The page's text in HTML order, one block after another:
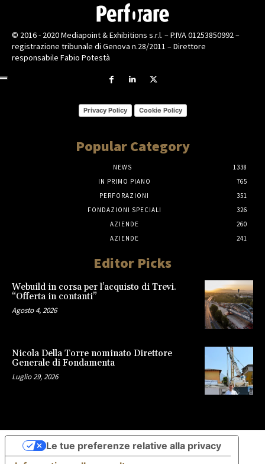
© 2016 - 2020 Mediapoint & Exhibitions s.r.l. – P.IVA 01253850992 –
registrazione tribunale di Genova n.28/2011 – Direttore
responsabile Fabio Potestà
Privacy Policy Cookie Policy
Popular Category
NEWS
1338
IN PRIMO PIANO
765
PERFORAZIONI
351
FONDAZIONI SPECIALI
326
AZIENDE
260
AZIENDE
241
Editor Picks
Webuild in corsa per l’acquisto di Trevi.
“Offerta in contanti”
Agosto 4, 2026
Nicola Della Torre nominato Direttore
Generale di Fondamenta
Luglio 29, 2026
Le tue preferenze relative alla privacy